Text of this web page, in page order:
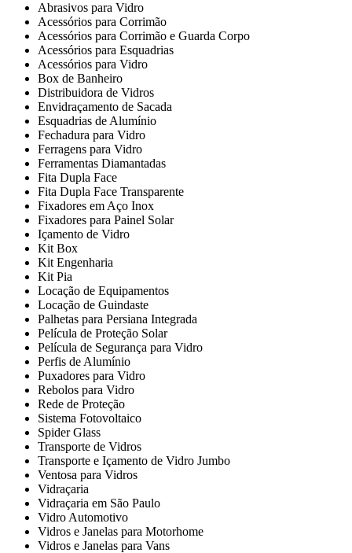
Abrasivos para Vidro
Acessórios para Corrimão
Acessórios para Corrimão e Guarda Corpo
Acessórios para Esquadrias
Acessórios para Vidro
Box de Banheiro
Distribuidora de Vidros
Envidraçamento de Sacada
Esquadrias de Alumínio
Fechadura para Vidro
Ferragens para Vidro
Ferramentas Diamantadas
Fita Dupla Face
Fita Dupla Face Transparente
Fixadores em Aço Inox
Fixadores para Painel Solar
Içamento de Vidro
Kit Box
Kit Engenharia
Kit Pia
Locação de Equipamentos
Locação de Guindaste
Palhetas para Persiana Integrada
Película de Proteção Solar
Película de Segurança para Vidro
Perfis de Alumínio
Puxadores para Vidro
Rebolos para Vidro
Rede de Proteção
Sistema Fotovoltaico
Spider Glass
Transporte de Vidros
Transporte e Içamento de Vidro Jumbo
Ventosa para Vidros
Vidraçaria
Vidraçaria em São Paulo
Vidro Automotivo
Vidros e Janelas para Motorhome
Vidros e Janelas para Vans